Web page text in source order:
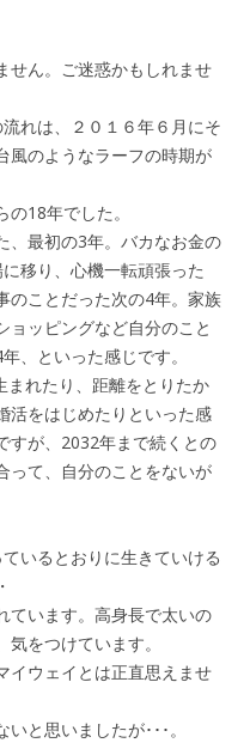
せん。ご迷惑かもしれませ
れは、２０１６年６月にそ
風のようなラーフの時期が
18年でした。
、最初の3年。バカなお金の
移り、心機一転頑張った
のことだった次の4年。家族
ョッピングなど自分のこと
、といった感じです。
れたり、距離をとりたか
活をはじめたりといった感
すが、2032年まで続くとの
って、自分のことをないが
いるとおりに生きていける
ています。高身長で太いの
をつけています。
イウェイとは正直思えませ
と思いましたが･･･。